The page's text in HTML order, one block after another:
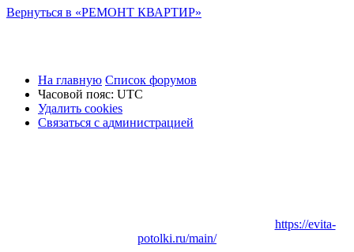
Вернуться в «РЕМОНТ КВАРТИР»
На главную Список форумов
Часовой пояс: UTC
Удалить cookies
Связаться
Связаться с администрацией
https://evita-
potolki.ru/main/